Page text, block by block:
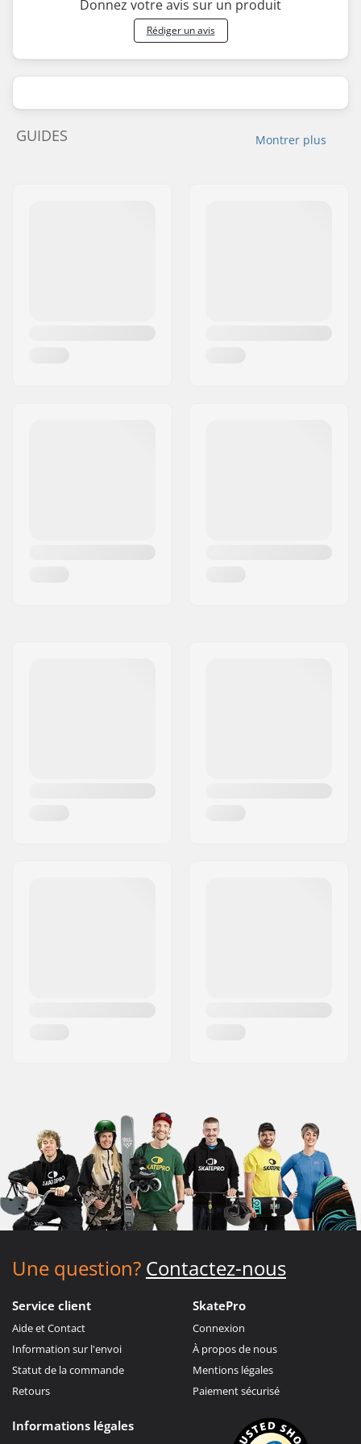
Donnez votre avis sur un produit
Rédiger un avis
Montrer plus
GUIDES
Une question? Contactez-nous
Service client
Aide et Contact
Information sur l'envoi
Statut de la commande
Retours
SkatePro
Connexion
À propos de nous
Mentions légales
Paiement sécurisé
Informations légales